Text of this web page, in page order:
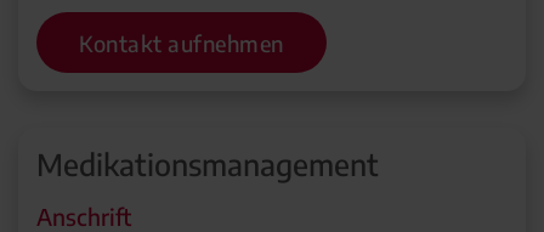
Kontakt aufnehmen
Medikationsmanagement
Anschrift